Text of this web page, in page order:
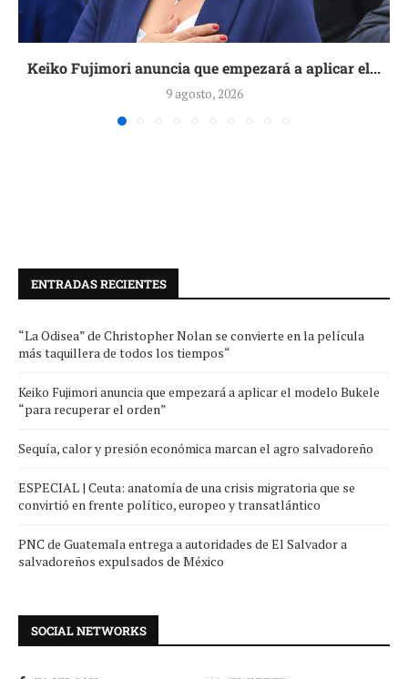
Keiko Fujimori anuncia que empezará a aplicar el...
9 agosto, 2026
ENTRADAS RECIENTES
“La Odisea” de Christopher Nolan se convierte en la película
más taquillera de todos los tiempos“
Keiko Fujimori anuncia que empezará a aplicar el modelo Bukele
“para recuperar el orden”
Sequía, calor y presión económica marcan el agro salvadoreño
ESPECIAL | Ceuta: anatomía de una crisis migratoria que se
convirtió en frente político, europeo y transatlántico
PNC de Guatemala entrega a autoridades de El Salvador a
salvadoreños expulsados de México
SOCIAL NETWORKS